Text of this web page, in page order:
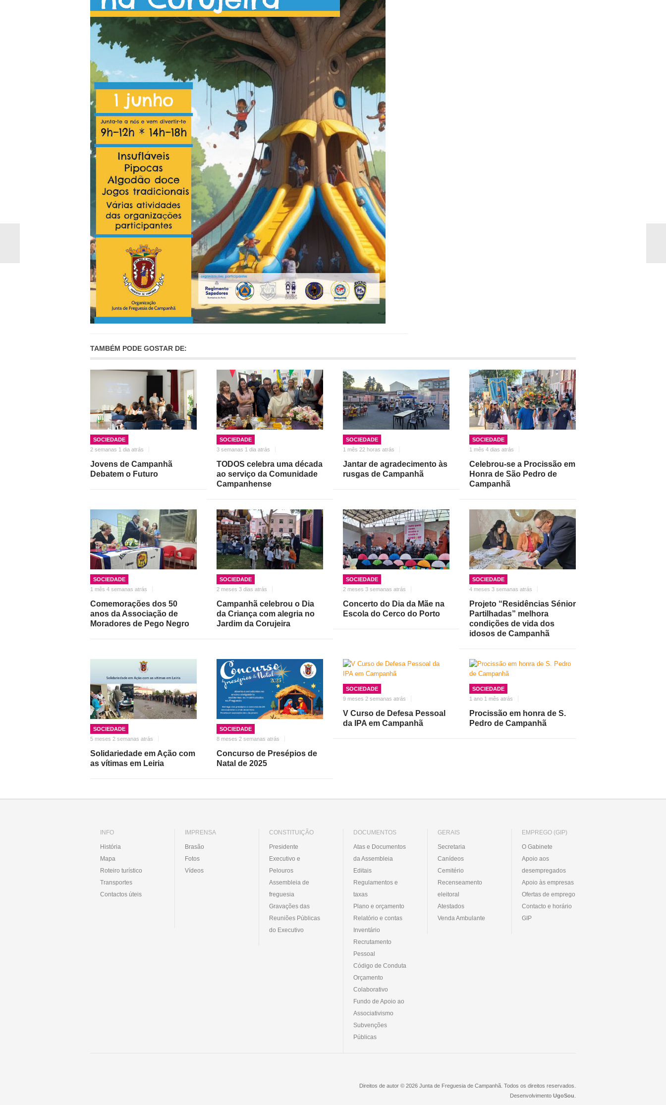
TAMBÉM PODE GOSTAR DE:
SOCIEDADE
2 semanas 1 dia atrás
Jovens de Campanhã
Debatem o Futuro
SOCIEDADE
3 semanas 1 dia atrás
TODOS celebra uma década
ao serviço da Comunidade
Campanhense
SOCIEDADE
1 mês 22 horas atrás
Jantar de agradecimento às
rusgas de Campanhã
SOCIEDADE
1 mês 4 dias atrás
Celebrou-se a Procissão em
Honra de São Pedro de
Campanhã
SOCIEDADE
1 mês 4 semanas atrás
Comemorações dos 50
anos da Associação de
Moradores de Pego Negro
SOCIEDADE
2 meses 3 dias atrás
Campanhã celebrou o Dia
da Criança com alegria no
Jardim da Corujeira
SOCIEDADE
2 meses 3 semanas atrás
Concerto do Dia da Mãe na
Escola do Cerco do Porto
SOCIEDADE
4 meses 3 semanas atrás
Projeto “Residências Sénior
Partilhadas” melhora
condições de vida dos
idosos de Campanhã
SOCIEDADE
5 meses 2 semanas atrás
Solidariedade em Ação com
as vítimas em Leiria
SOCIEDADE
8 meses 2 semanas atrás
Concurso de Presépios de
Natal de 2025
SOCIEDADE
9 meses 2 semanas atrás
V Curso de Defesa Pessoal
da IPA em Campanhã
SOCIEDADE
1 ano 1 mês atrás
Procissão em honra de S.
Pedro de Campanhã
INFO
História
Mapa
Roteiro turístico
Transportes
Contactos úteis
IMPRENSA
Brasão
Fotos
Vídeos
CONSTITUIÇÃO
Presidente
Executivo e
Pelouros
Assembleia de
freguesia
Gravações das
Reuniões Públicas
do Executivo
DOCUMENTOS
Atas e Documentos
da Assembleia
Editais
Regulamentos e
taxas
Plano e orçamento
Relatório e contas
Inventário
Recrutamento
Pessoal
Código de Conduta
Orçamento
Colaborativo
Fundo de Apoio ao
Associativismo
Subvenções
Públicas
GERAIS
Secretaria
Canídeos
Cemitério
Recenseamento
eleitoral
Atestados
Venda Ambulante
EMPREGO (GIP)
O Gabinete
Apoio aos
desempregados
Apoio às empresas
Ofertas de emprego
Contacto e horário
GIP
Direitos de autor © 2026 Junta de Freguesia de Campanhã. Todos os direitos reservados.
Desenvolvimento UgoSou